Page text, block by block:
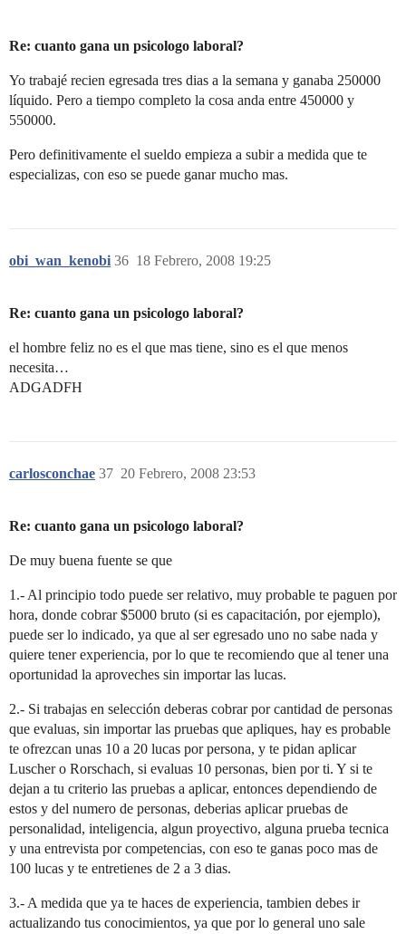
Re: cuanto gana un psicologo laboral?
Yo trabajé recien egresada tres dias a la semana y ganaba 250000
líquido. Pero a tiempo completo la cosa anda entre 450000 y
550000.
Pero definitivamente el sueldo empieza a subir a medida que te
especializas, con eso se puede ganar mucho mas.
obi_wan_kenobi 18 Febrero, 2008 19:25
36
Re: cuanto gana un psicologo laboral?
el hombre feliz no es el que mas tiene, sino es el que menos
necesita…
ADGADFH
carlosconchae 20 Febrero, 2008 23:53
37
Re: cuanto gana un psicologo laboral?
De muy buena fuente se que
1.- Al principio todo puede ser relativo, muy probable te paguen por
hora, donde cobrar $5000 bruto (si es capacitación, por ejemplo),
puede ser lo indicado, ya que al ser egresado uno no sabe nada y
quiere tener experiencia, por lo que te recomiendo que al tener una
oportunidad la aproveches sin importar las lucas.
2.- Si trabajas en selección deberas cobrar por cantidad de personas
que evaluas, sin importar las pruebas que apliques, hay es probable
te ofrezcan unas 10 a 20 lucas por persona, y te pidan aplicar
Luscher o Rorschach, si evaluas 10 personas, bien por ti. Y si te
dejan a tu criterio las pruebas a aplicar, entonces dependiendo de
estos y del numero de personas, deberias aplicar pruebas de
personalidad, inteligencia, algun proyectivo, alguna prueba tecnica
y una entrevista por competencias, con eso te ganas poco mas de
100 lucas y te entretienes de 2 a 3 dias.
3.- A medida que ya te haces de experiencia, tambien debes ir
actualizando tus conocimientos, ya que por lo general uno sale